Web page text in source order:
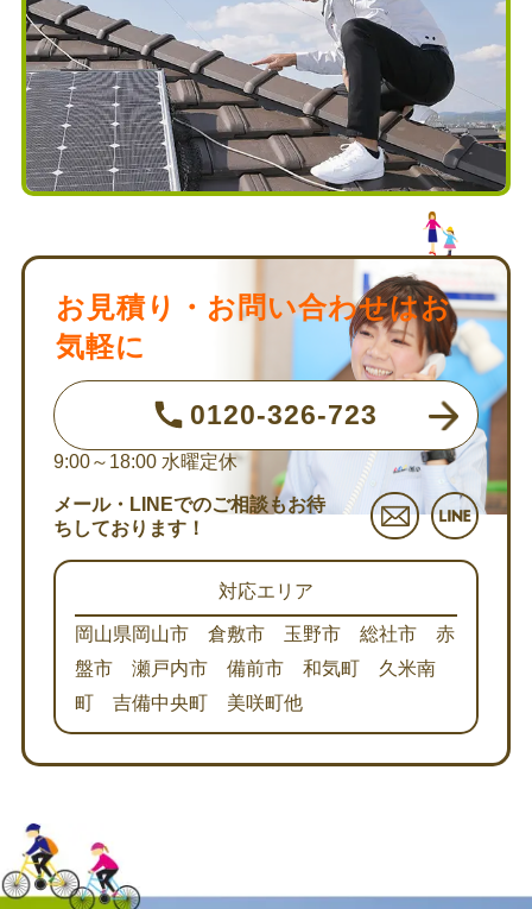
お見積り・お問い合わせはお
気軽に
0120-326-723
9:00～18:00 水曜定休
メール・LINEでのご相談もお待
ちしております！
対応エリア
岡山県岡山市 倉敷市 玉野市 総社市 赤
盤市 瀬戸内市 備前市 和気町 久米南
町 吉備中央町 美咲町他